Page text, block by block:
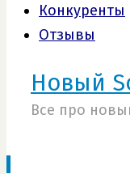
Конкуренты
Отзывы
Новый
Все про